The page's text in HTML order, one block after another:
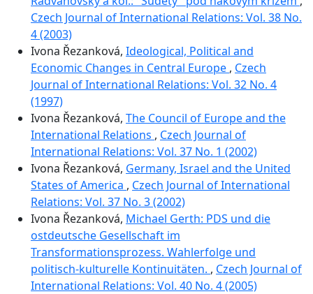
Czech Journal of International Relations: Vol. 38 No.
4 (2003)
Ivona Řezanková, Ideological, Political and
Economic Changes in Central Europe , Czech
Journal of International Relations: Vol. 32 No. 4
(1997)
Ivona Řezanková, The Council of Europe and the
International Relations , Czech Journal of
International Relations: Vol. 37 No. 1 (2002)
Ivona Řezanková, Germany, Israel and the United
States of America , Czech Journal of International
Relations: Vol. 37 No. 3 (2002)
Ivona Řezanková, Michael Gerth: PDS und die
ostdeutsche Gesellschaft im
Transformationsprozess. Wahlerfolge und
politisch-kulturelle Kontinuitäten. , Czech Journal of
International Relations: Vol. 40 No. 4 (2005)